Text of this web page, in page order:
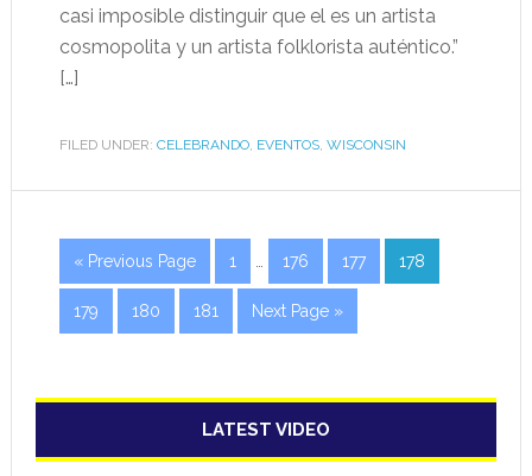
casi imposible distinguir que el es un artista
cosmopolita y un artista folklorista auténtico.”
[…]
FILED UNDER: CELEBRANDO, EVENTOS, WISCONSIN
« Previous Page 1 176 177 178
179 180 181 Next Page »
LATEST VIDEO